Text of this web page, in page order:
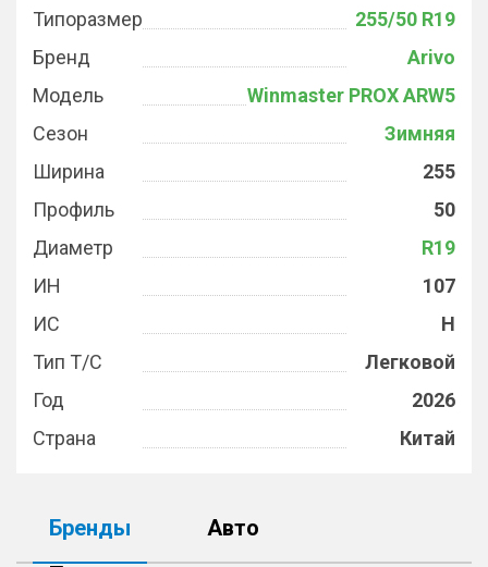
Типоразмер
255/50 R19
Бренд
Arivo
Модель
Winmaster PROX ARW5
Сезон
Зимняя
Ширина
255
Профиль
50
Диаметр
R19
ИН
107
ИС
H
Тип Т/С
Легковой
Год
2026
Страна
Китай
Бренды
Авто